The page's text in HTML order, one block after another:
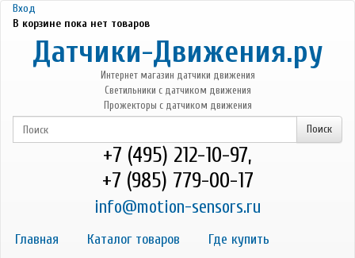
Перейти к основному содержанию
Вход
В корзине пока нет товаров
Датчики-Движения.ру
Интернет магазин датчики движения
Светильники с датчиком движения
Прожекторы с датчиком движения
+7 (495) 212-10-97,
+7 (985) 779-00-17
info@motion-sensors.ru
Главная Каталог товаров
Где купить